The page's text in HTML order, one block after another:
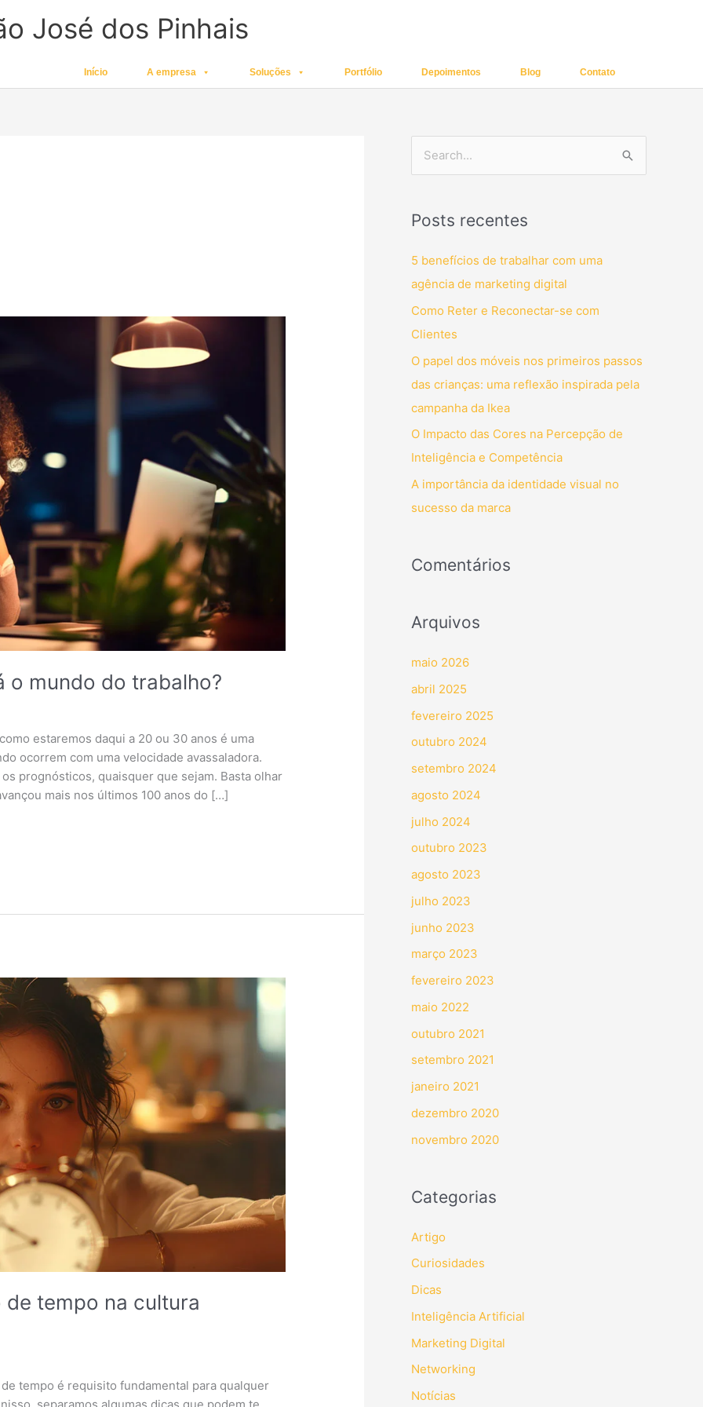
José dos Pinhais
Início A empresa Soluções Portfólio Depoimentos Blog Contato
o mundo do trabalho?
estaremos daqui a 20 ou 30 anos é uma
ocorrem com uma velocidade avassaladora.
prognósticos, quaisquer que sejam. Basta olhar
mais nos últimos 100 anos do […]
tempo na cultura
tempo é requisito fundamental para qualquer
separamos algumas dicas que podem te
q
u
p
o
r
:
Posts recentes
5 benefícios de trabalhar com uma
agência de marketing digital
Como Reter e Reconectar-se com
Clientes
O papel dos móveis nos primeiros passos
das crianças: uma reflexão inspirada pela
campanha da Ikea
O Impacto das Cores na Percepção de
Inteligência e Competência
A importância da identidade visual no
sucesso da marca
Comentários
Arquivos
maio 2026
abril 2025
fevereiro 2025
outubro 2024
setembro 2024
agosto 2024
julho 2024
outubro 2023
agosto 2023
julho 2023
junho 2023
março 2023
fevereiro 2023
maio 2022
outubro 2021
setembro 2021
janeiro 2021
dezembro 2020
novembro 2020
Categorias
Artigo
Curiosidades
Dicas
Inteligência Artificial
Marketing Digital
Networking
Notícias